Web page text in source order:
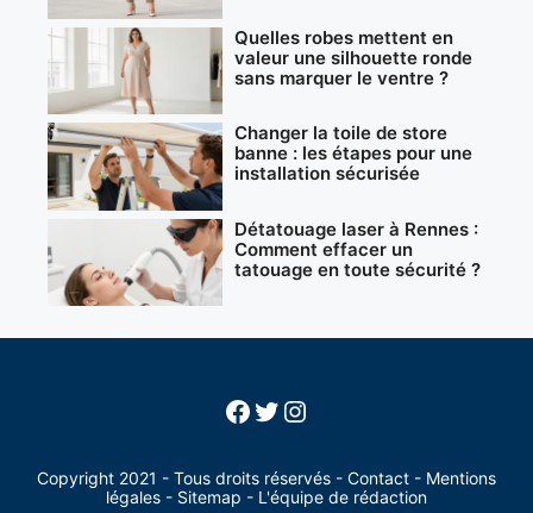
Quelles robes mettent en
valeur une silhouette ronde
sans marquer le ventre ?
Changer la toile de store
banne : les étapes pour une
installation sécurisée
Détatouage laser à Rennes :
Comment effacer un
tatouage en toute sécurité ?
Facebook
Twitter
Instagram
Copyright 2021 - Tous droits réservés - Contact - Mentions
légales - Sitemap - L'équipe de rédaction